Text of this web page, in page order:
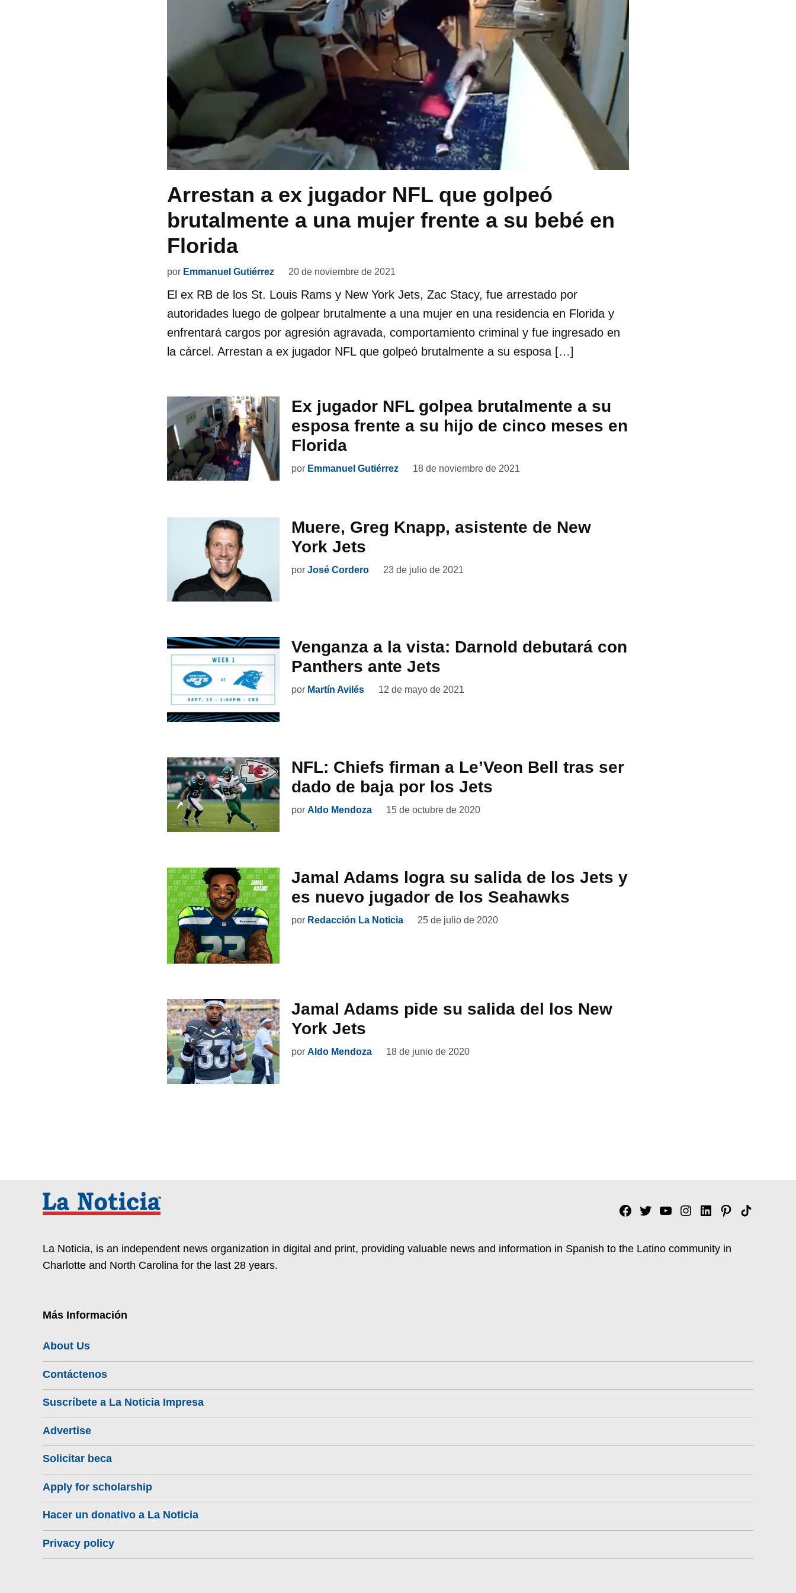
Arrestan a ex jugador NFL que golpeó
brutalmente a una mujer frente a su bebé en
Florida
por Emmanuel Gutiérrez 20 de noviembre de 2021
El ex RB de los St. Louis Rams y New York Jets, Zac Stacy, fue arrestado por
autoridades luego de golpear brutalmente a una mujer en una residencia en Florida y
enfrentará cargos por agresión agravada, comportamiento criminal y fue ingresado en
la cárcel. Arrestan a ex jugador NFL que golpeó brutalmente a su esposa […]
Ex jugador NFL golpea brutalmente a su
esposa frente a su hijo de cinco meses en
Florida
por Emmanuel Gutiérrez 18 de noviembre de 2021
Muere, Greg Knapp, asistente de New
York Jets
por José Cordero 23 de julio de 2021
Venganza a la vista: Darnold debutará con
Panthers ante Jets
por Martín Avilés 12 de mayo de 2021
NFL: Chiefs firman a Le’Veon Bell tras ser
dado de baja por los Jets
por Aldo Mendoza 15 de octubre de 2020
Jamal Adams logra su salida de los Jets y
es nuevo jugador de los Seahawks
por Redacción La Noticia 25 de julio de 2020
Jamal Adams pide su salida del los New
York Jets
por Aldo Mendoza 18 de junio de 2020
Facebook
TwitterYouTubeInstagram
Linkedin
Pinterest
Tik
La Noticia, is an independent news organization in digital and print, providing valuable news and information in Spanish to the Latino community in
Charlotte and North Carolina for the last 28 years.
Más Información
About Us
Contáctenos
Suscríbete a La Noticia Impresa
Advertise
Solicitar beca
Apply for scholarship
Hacer un donativo a La Noticia
Privacy policy